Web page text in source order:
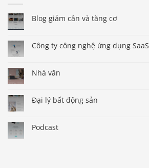
Blog giảm cân và tăng cơ
Công ty công nghệ ứng dụng SaaS
Nhà văn
Đại lý bất động sản
Podcast